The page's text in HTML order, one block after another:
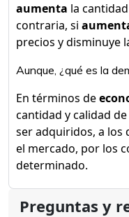
aumenta la
contraria, si
precios y disminuye
Aunque, ¿qué es la
En términos de
cantidad y calidad
ser adquiridos, a los
el mercado, por los
determinado.
Preguntas y